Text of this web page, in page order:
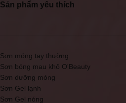
Sản phẩm yêu thích
Sơn móng tay thường
Sơn bóng mau khô O'Beauty
Sơn dưỡng móng
Sơn Gel lạnh
Sơn Gel nóng